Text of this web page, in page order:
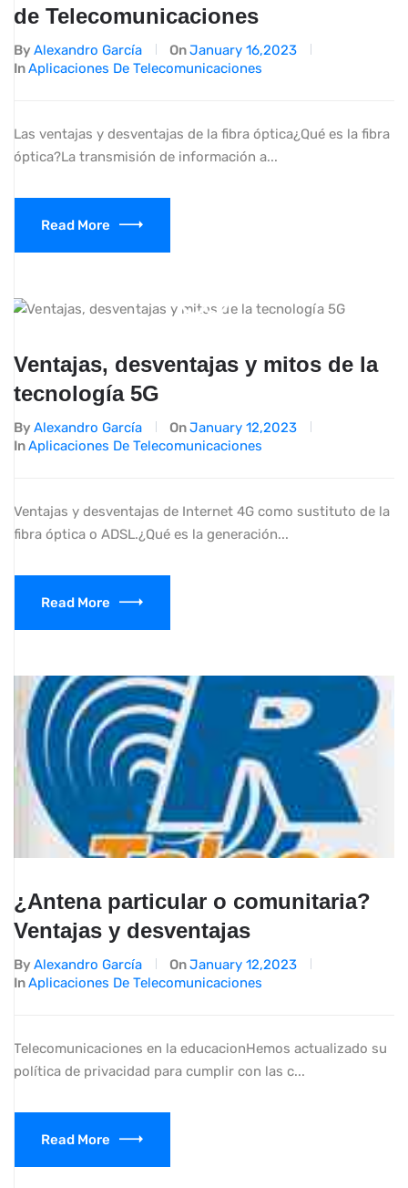
de Telecomunicaciones
By Alexandro García OnJanuary 16,2023
InAplicaciones De Telecomunicaciones
Las ventajas y desventajas de la fibra óptica¿Qué es la fibra
óptica?La transmisión de información a...
Read More
Ventajas, desventajas y mitos de la
tecnología 5G
By Alexandro García OnJanuary 12,2023
InAplicaciones De Telecomunicaciones
Ventajas y desventajas de Internet 4G como sustituto de la
fibra óptica o ADSL.¿Qué es la generación...
Read More
¿Antena particular o comunitaria?
Ventajas y desventajas
By Alexandro García OnJanuary 12,2023
InAplicaciones De Telecomunicaciones
Telecomunicaciones en la educacionHemos actualizado su
política de privacidad para cumplir con las c...
Read More